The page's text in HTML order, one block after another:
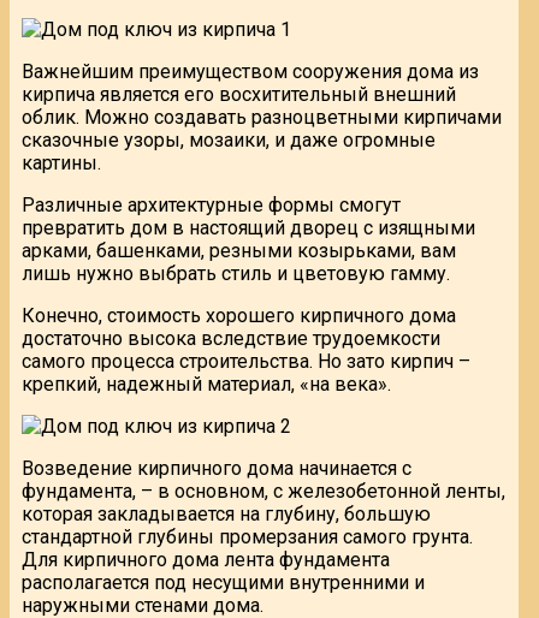
Важнейшим преимуществом сооружения дома из
кирпича является его восхитительный внешний
облик. Можно создавать разноцветными кирпичами
сказочные узоры, мозаики, и даже огромные
картины.
Различные архитектурные формы смогут
превратить дом в настоящий дворец с изящными
арками, башенками, резными козырьками, вам
лишь нужно выбрать стиль и цветовую гамму.
Конечно, стоимость хорошего кирпичного дома
достаточно высока вследствие трудоемкости
самого процесса строительства. Но зато кирпич –
крепкий, надежный материал, «на века».
Возведение кирпичного дома начинается с
фундамента, – в основном, с железобетонной ленты,
которая закладывается на глубину, большую
стандартной глубины промерзания самого грунта.
Для кирпичного дома лента фундамента
располагается под несущими внутренними и
наружными стенами дома.